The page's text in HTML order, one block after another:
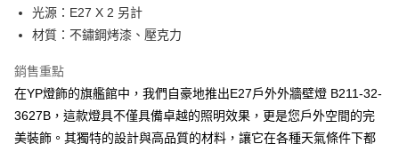
悠遊付
全盈+PAY
AFTEE先享後付
相關說明
光源：E27 X 2 另計
材質：不鏽鋼烤漆、壓克力
銷售重點
在YP燈飾的旗艦館中，我們自豪地推出E27戶外外牆壁燈 B211-32-
3627B，這款燈具不僅具備卓越的照明效果，更是您戶外空間的完
美裝飾。其獨特的設計與高品質的材料，讓它在各種天氣條件下都